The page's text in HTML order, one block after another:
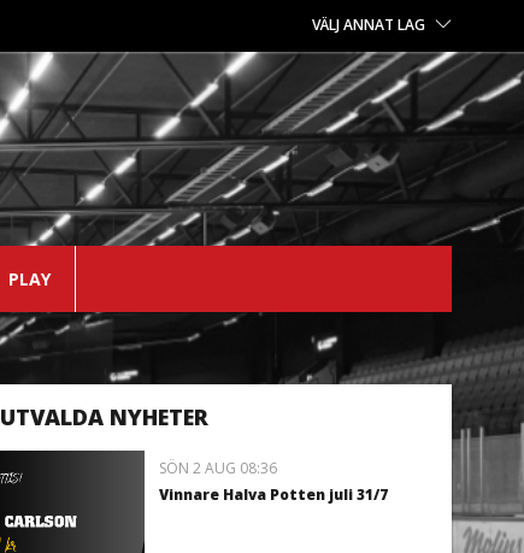
VÄLJ ANNAT LAG
PLAY
UTVALDA NYHETER
SÖN 2 AUG 08:36
Vinnare Halva Potten juli 31/7